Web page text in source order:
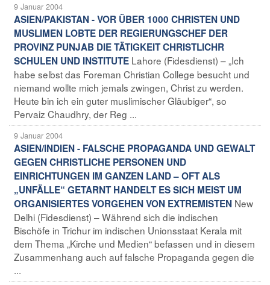
9 Januar 2004
ASIEN/PAKISTAN - VOR ÜBER 1000 CHRISTEN UND
MUSLIMEN LOBTE DER REGIERUNGSCHEF DER
PROVINZ PUNJAB DIE TÄTIGKEIT CHRISTLICHR
SCHULEN UND INSTITUTE Lahore (Fidesdienst) – „Ich
habe selbst das Foreman Christian College besucht und
niemand wollte mich jemals zwingen, Christ zu werden.
Heute bin ich ein guter muslimischer Gläubiger“, so
Pervaiz Chaudhry, der Reg ...
9 Januar 2004
ASIEN/INDIEN - FALSCHE PROPAGANDA UND GEWALT
GEGEN CHRISTLICHE PERSONEN UND
EINRICHTUNGEN IM GANZEN LAND – OFT ALS
„UNFÄLLE“ GETARNT HANDELT ES SICH MEIST UM
ORGANISIERTES VORGEHEN VON EXTREMISTEN New
Delhi (Fidesdienst) – Während sich die indischen
Bischöfe in Trichur im indischen Unionsstaat Kerala mit
dem Thema „Kirche und Medien“ befassen und in diesem
Zusammenhang auch auf falsche Propaganda gegen die
...